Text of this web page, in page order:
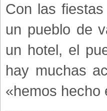
Con las
un pueblo de
un hotel, el
hay muchas
«hemos hecho